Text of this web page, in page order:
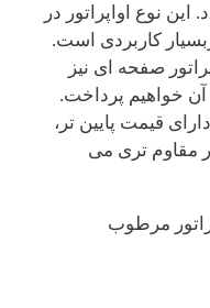
نوع اواپراتور در
کاربردی است.
صفحه ای نیز
آن خواهیم پرداخت.
قیمت پایین تر،
مقاوم تری می
مرطوب